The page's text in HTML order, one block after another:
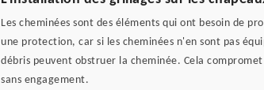
Les cheminées sont des éléments qui ont besoin de
une protection, car si les cheminées n'en sont pas
débris peuvent obstruer la cheminée. Cela
sans engagement.